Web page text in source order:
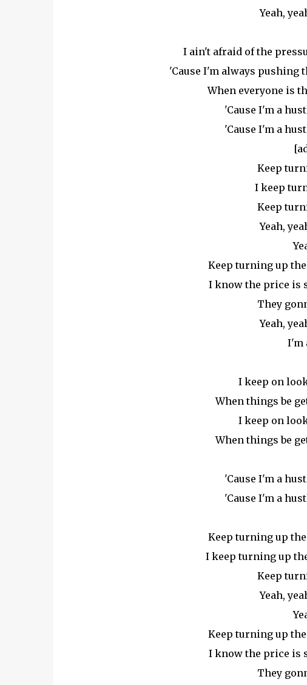
Yeah,
I ain't afraid of the
'Cause I'm always pushing
When everyone is
'Cause I'm a
'Cause I'm a
Keep
I keep
Keep
Yeah,
Keep turning up
I know the price is
They
Yeah,
I'm
I keep on
When things be
I keep on
When things be
'Cause I'm a
'Cause I'm a
Keep turning up
I keep turning up
Keep
Yeah,
Keep turning up
I know the price is
They